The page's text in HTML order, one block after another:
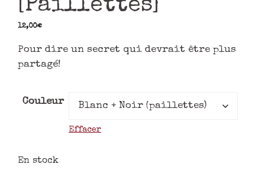
[Paillettes]
12,00€
Pour dire un secret qui devrait être plus
partagé!
Couleur
Effacer
En stock